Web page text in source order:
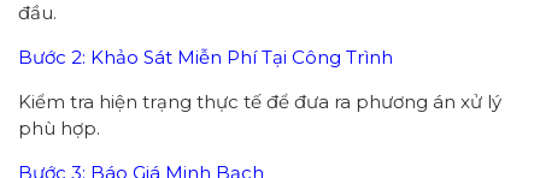
đầu.
Bước 2: Khảo Sát Miễn Phí Tại Công Trình
Kiểm tra hiện trạng thực tế để đưa ra phương án xử lý
phù hợp.
Bước 3: Báo Giá Minh Bạch